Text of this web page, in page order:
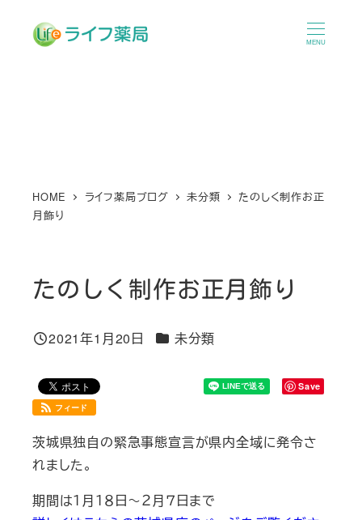
MENU
HOME ライフ薬局ブログ 未分類
たのしく制作お正
月飾り
たのしく制作お正月飾り
投稿日
2021年1月20日 カテゴリー
未分類
Save
フィード
茨城県独自の緊急事態宣言が県内全域に発令さ
れました。
期間は１月１８日～２月７日まで